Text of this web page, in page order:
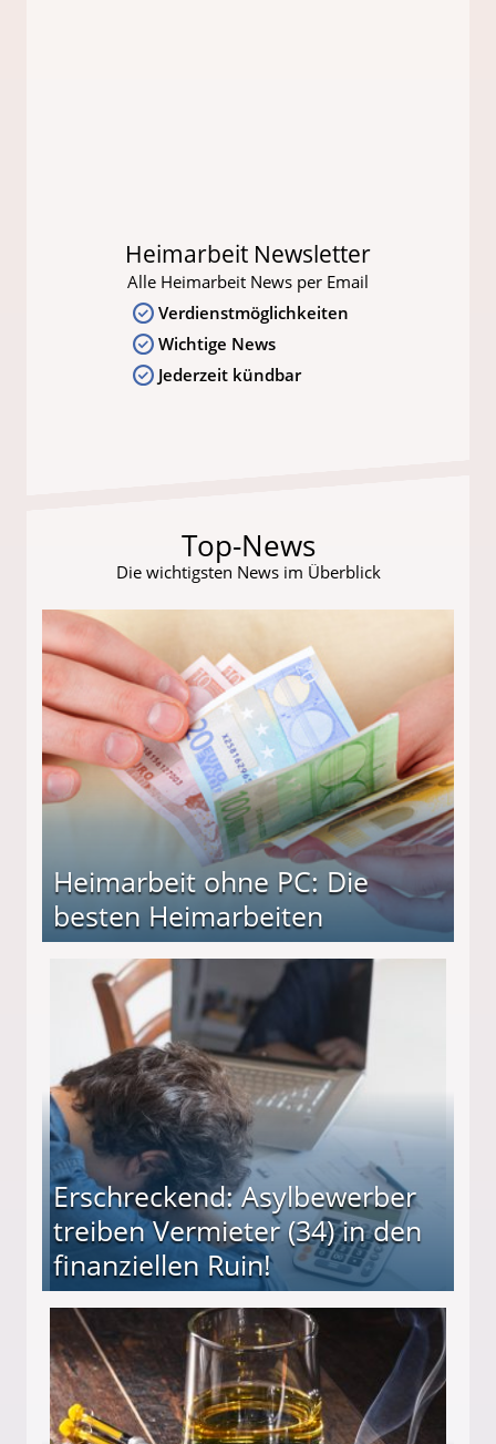
Heimarbeit Newsletter
Alle Heimarbeit News per Email
Verdienstmöglichkeiten
Wichtige News
Jederzeit kündbar
Top-News
Die wichtigsten News im Überblick
Heimarbeit ohne PC: Die
besten Heimarbeiten
Erschreckend: Asylbewerber
treiben Vermieter (34) in den
finanziellen Ruin!
(34) in den finanziellen Ruin!